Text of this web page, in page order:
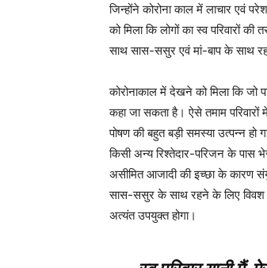
जिन्होंने कोरोना काल में लाचार एवं
को मिला कि लोगों का स्व परिवारों
साथ सास-ससुर एवं मां-बाप के साथ
कोरोनाकाल में देखने को मिला कि जो
कहा जा सकता है। ऐसे तमाम परिवारों
पोषण की बहुत बड़ी समस्या उत्पन्न हो
किसी अन्य रिश्तेदार-परिजन के पास
असीमित आजादी की इच्छा के कारण
सास-ससुर के साथ रहने के लिए विवश
अत्यंत उपयुक्त होगा।